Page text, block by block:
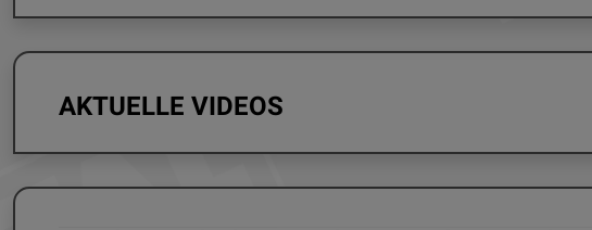
AKTUELLE VIDEOS